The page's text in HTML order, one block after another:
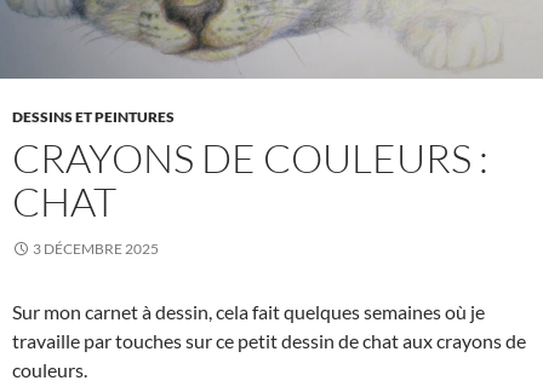
DESSINS ET PEINTURES
CRAYONS DE COULEURS :
CHAT
3 DÉCEMBRE 2025
Sur mon carnet à dessin, cela fait quelques semaines où je
travaille par touches sur ce petit dessin de chat aux crayons de
couleurs.